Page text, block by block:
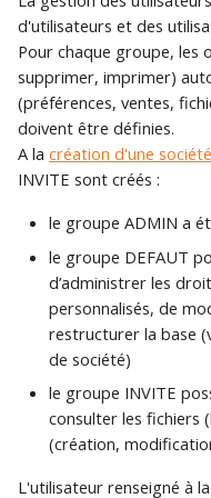
c
h
e
Création d'une base de
données Gestimum ERP
Connexion à la base de
données depuis un
client
Maintenance de la base
de données
Piloter votre activité
commerciale
Personnalisation de
Gestimum Comptabilité
Règlements clients et
fournisseurs
Saisie décentralisée des
temps
Statistiques de vente
Stocks
Transfert comptable
d'utilisateurs et des
Pour chaque groupe, les
supprimer, imprimer)
(préférences, ventes,
doivent être définies.
A la création d'une société
INVITE sont créés :
le groupe ADMIN a
le groupe DEFAUT
d’administrer les
personnalisés, de
restructurer la base
de société)
le groupe INVITE
consulter les fichiers
(création,
L'utilisateur renseigné à